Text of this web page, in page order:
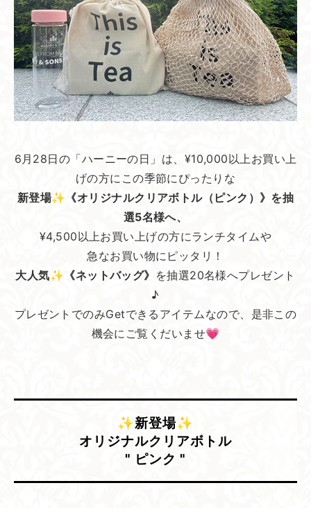
6月28日の「ハーニーの日」は、¥10,000以上お買い上
げの方にこの季節にぴったりな
新登場✨《オリジナルクリアボトル（ピンク）》を抽
選5名様へ、
¥4,500以上お買い上げの方にランチタイムや
急なお買い物にピッタリ！
大人気✨《ネットバッグ》 を抽選20名様へプレゼント
♪
プレゼントでのみGetできるアイテムなので、是非この
機会にご覧くだいませ💗
✨新登場✨
オリジナルクリアボトル
" ピンク "